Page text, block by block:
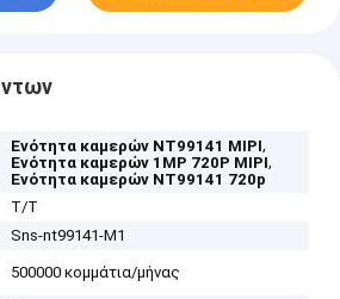
Ενότητα καμερών NT99141 MIPI,
Ενότητα καμερών 1MP 720P MIPI,
Ενότητα καμερών NT99141 720p
T/T
Sns-nt99141-M1
500000 κομμάτια/μήνας